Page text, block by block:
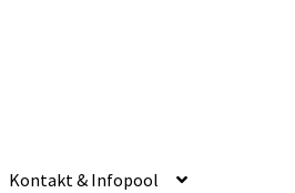
Kontakt & Infopool